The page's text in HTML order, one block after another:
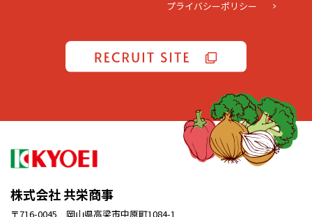
プライバシーポリシー
株式会社 共栄商事
〒716-0045 岡山県高梁市中原町1084-1